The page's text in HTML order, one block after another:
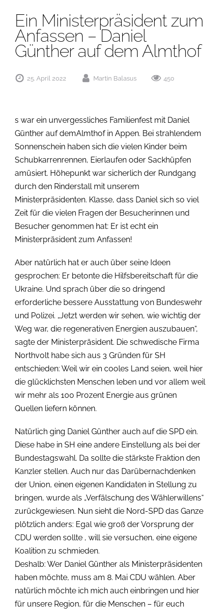
Ein Ministerpräsident zum
Anfassen – Daniel
Günther auf dem Almthof
25. April 2022 Martin Balasus 450
s war ein unvergessliches Familienfest mit Daniel
Günther auf demAlmthof in Appen. Bei strahlendem
Sonnenschein haben sich die vielen Kinder beim
Schubkarrenrennen, Eierlaufen oder Sackhüpfen
amüsiert. Höhepunkt war sicherlich der Rundgang
durch den Rinderstall mit unserem
Ministerpräsidenten. Klasse, dass Daniel sich so viel
Zeit für die vielen Fragen der Besucherinnen und
Besucher genommen hat: Er ist echt ein
Ministerpräsident zum Anfassen!
Aber natürlich hat er auch über seine Ideen
gesprochen: Er betonte die Hilfsbereitschaft für die
Ukraine. Und sprach über die so dringend
erforderliche bessere Ausstattung von Bundeswehr
und Polizei. „Jetzt werden wir sehen, wie wichtig der
Weg war, die regenerativen Energien auszubauen“,
sagte der Ministerpräsident. Die schwedische Firma
Northvolt habe sich aus 3 Gründen für SH
entschieden: Weil wir ein cooles Land seien, weil hier
die glücklichsten Menschen leben und vor allem weil
wir mehr als 100 Prozent Energie aus grünen
Quellen liefern können.
Natürlich ging Daniel Günther auch auf die SPD ein.
Diese habe in SH eine andere Einstellung als bei der
Bundestagswahl. Da sollte die stärkste Fraktion den
Kanzler stellen. Auch nur das Darübernachdenken
der Union, einen eigenen Kandidaten in Stellung zu
bringen, wurde als „Verfälschung des Wählerwillens“
zurückgewiesen. Nun sieht die Nord-SPD das Ganze
plötzlich anders: Egal wie groß der Vorsprung der
CDU werden sollte , will sie versuchen, eine eigene
Koalition zu schmieden.
Deshalb: Wer Daniel Günther als Ministerpräsidenten
haben möchte, muss am 8. Mai CDU wählen. Aber
natürlich möchte ich mich auch einbringen und hier
für unsere Region, für die Menschen – für euch